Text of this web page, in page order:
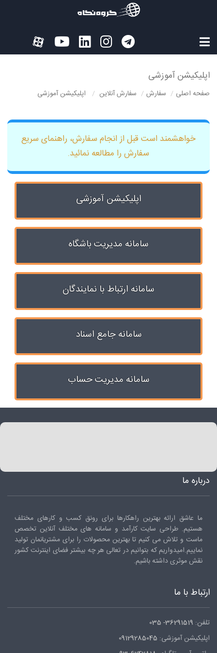
اپلیکیشن آموزشی
صفحه اصلی سفارش سفارش آنلاین اپلیکیشن آموزشی
خواهشمند است قبل از انجام سفارش، راهنمای سریع
سفارش را مطالعه نمائید.
اپلیکیشن آموزشی
سامانه مدیریت باشگاه
سامانه ارتباط با نمایندگان
سامانه جامع اسناد
سامانه مدیریت حساب
درباره ما
ما عاشق ارائه بهترین راهکارها برای رونق کسب و کارهای مختلف
هستیم. طراحی سایت کارآمد و سامانه های مختلف آنلاین تخصص
ماست و تلاش می کنیم تا بهترین محصولات را برای مشتریانمان تولید
نماییم.امیدواریم که بتوانیم در تعالی هر چه بیشتر فضای اینترنت کشور
نقش موثری داشته باشیم.
ارتباط با ما
تلفن: 36291519- 035
اپلیکیشن آموزشی: 09129285045